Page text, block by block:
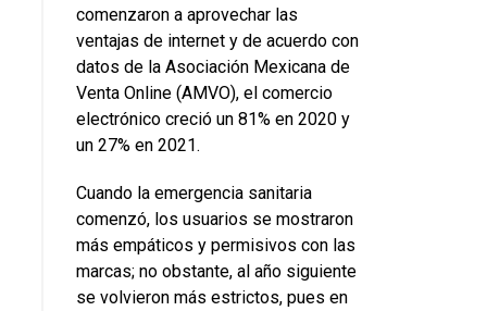
comenzaron a aprovechar las
ventajas de internet y de acuerdo con
datos de la Asociación Mexicana de
Venta Online (AMVO), el comercio
electrónico creció un 81% en 2020 y
un 27% en 2021.
Cuando la emergencia sanitaria
comenzó, los usuarios se mostraron
más empáticos y permisivos con las
marcas; no obstante, al año siguiente
se volvieron más estrictos, pues en